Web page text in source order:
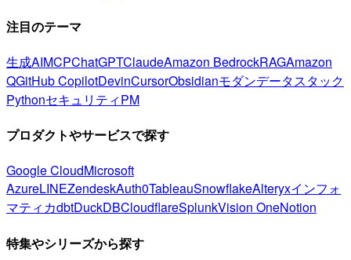
注目のテーマ
生成AIMCPChatGPTClaudeAmazon BedrockRAGAmazon
QGitHub CopilotDevinCursorObsidianモダンデータスタック
PythonセキュリティPM
プロダクトやサービスで探す
Google CloudMicrosoft
AzureLINEZendeskAuth0TableauSnowflakeAlteryxインフォ
マティカdbtDuckDBCloudflareSplunkVision OneNotion
特集やシリーズから探す